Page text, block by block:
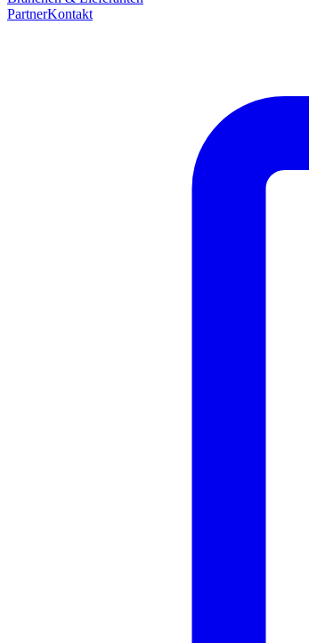
PartnerKontakt